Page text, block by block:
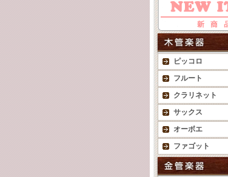
ピッコロ
フルート
クラリネット
サックス
オーボエ
ファゴット